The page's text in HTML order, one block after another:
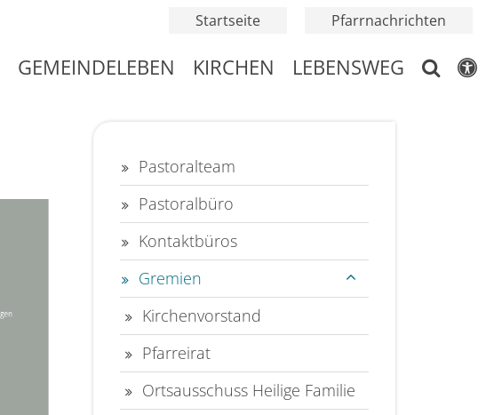
Startseite Pfarrnachrichten
GEMEINDELEBEN KIRCHEN LEBENSWEG
Pastoralteam
Pastoralbüro
Kontaktbüros
Gremien
Kirchenvorstand
Pfarreirat
Ortsausschuss Heilige Familie